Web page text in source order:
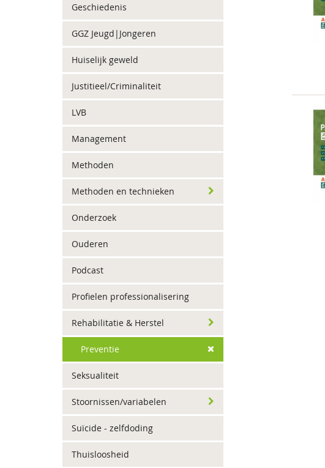
Geschiedenis
GGZ Jeugd|Jongeren
Huiselijk geweld
Justitieel/Criminaliteit
LVB
Management
Methoden
Methoden en technieken
Onderzoek
Ouderen
Podcast
Profielen professionalisering
Rehabilitatie & Herstel
Preventie
Seksualiteit
Stoornissen/variabelen
Suïcide - zelfdoding
Thuisloosheid